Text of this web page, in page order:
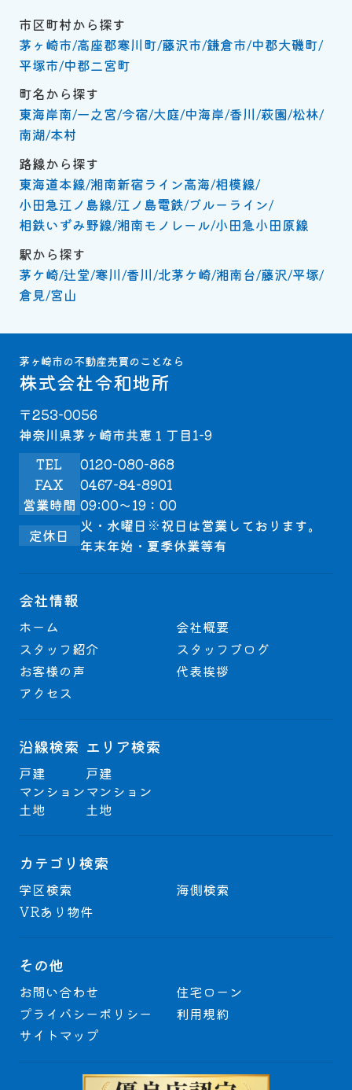
市区町村から探す
茅ヶ崎市 高座郡寒川町 藤沢市 鎌倉市 中郡大磯町
平塚市 中郡二宮町
町名から探す
東海岸南 一之宮 今宿 大庭 中海岸 香川 萩園 松林
南湖 本村
路線から探す
東海道本線 湘南新宿ライン高海 相模線
小田急江ノ島線 江ノ島電鉄 ブルーライン
相鉄いずみ野線 湘南モノレール 小田急小田原線
駅から探す
茅ケ崎 辻堂 寒川 香川 北茅ケ崎 湘南台 藤沢 平塚
倉見 宮山
茅ヶ崎市の不動産売買のことなら
株式会社令和地所
〒253-0056
神奈川県茅ヶ崎市共恵１丁目1-9
TEL
0120-080-868
FAX
0467-84-8901
営業時間 09:00～19：00
定休日
火・水曜日※祝日は営業しております。
年末年始・夏季休業等有
会社情報
ホーム
会社概要
スタッフ紹介
スタッフブログ
お客様の声
代表挨拶
アクセス
沿線検索
戸建
マンション
土地
エリア検索
戸建
マンション
土地
カテゴリ検索
学区検索
海側検索
VRあり物件
その他
お問い合わせ
住宅ローン
プライバシーポリシー
利用規約
サイトマップ